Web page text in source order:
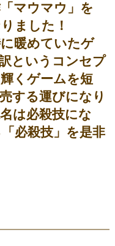
マウマウ」を
ました！
暖めていたゲ
というコンセプ
くゲームを短
する運びになり
は必殺技にな
必殺技」を是非